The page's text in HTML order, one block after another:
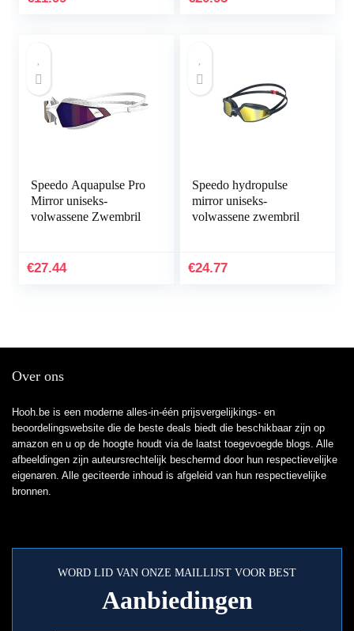
Speedo Aquapulse Pro
Mirror uniseks-
volwassene Zwembril
€27.44
Speedo hydropulse
mirror uniseks-
volwassene zwembril
€24.77
Over ons
Hooh.be is een moderne alles-in-één prijsvergelijkings- en
beoordelingswebsite die de beste deals biedt die beschikbaar zijn op
amazon en u op de hoogte houdt via de laatst toegevoegde blogs. Alle
afbeeldingen zijn auteursrechtelijk beschermd door hun respectievelijke
eigenaren. Alle geciteerde inhoud is afgeleid van hun respectievelijke
bronnen.
WORD LID VAN ONZE MAILLIJST VOOR BEST
Aanbiedingen